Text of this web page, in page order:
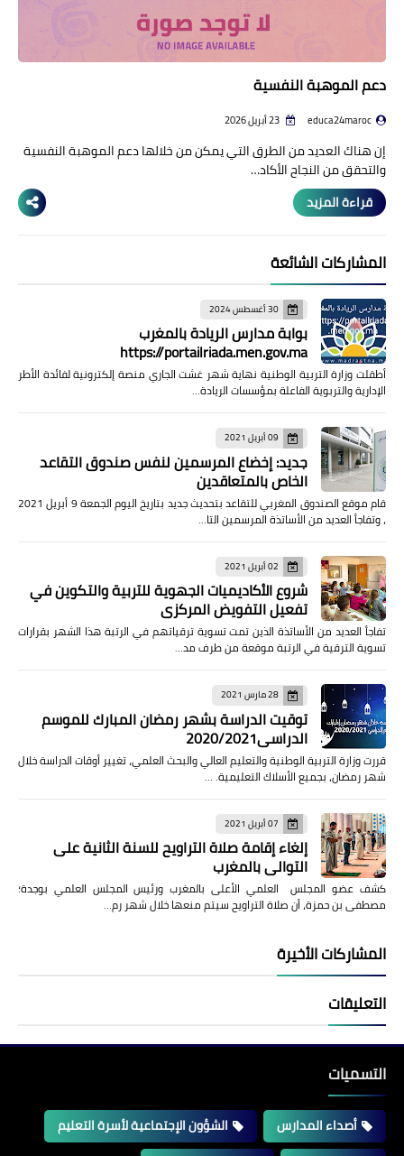
الشؤون الاجتماعية لأسرة
التعليم
دعم الموهبة النفسية
educa24maroc
إن هناك العديد من الطرق التي يمكن من خلالها دعم الموهبة النفسية
والتحقق من النجاح الأكاد…
قراءة المزيد
المشاركات الشائعة
30 أغسطس 2024
بوابة مدارس الريادة بالمغرب
https://portailriada.men.gov.ma
أطقلت وزارة التربية الوطنية نهاية شهر غشت الجاري منصة إلكترونية لفائدة الأطر
الإدارية والتربوية الفاعلة بمؤسسات الريادة…
09 أبريل 2021
جديد: إخضاع المرسمين لنفس صندوق التقاعد
الخاص بالمتعاقدين
قام موقع الصندوق المغربي للتقاعد بتحديث جديد بتاريخ اليوم الجمعة 9 أبريل 2021
، وتفاجأ العديد من الأساتذة المرسمين التا…
02 أبريل 2021
شروع الأكاديميات الجهوية للتربية والتكوين في
تفعيل التفويض المركزي
تفاجأ العديد من الأساتذة الذين تمت تسوية ترقياتهم في الرتبة هذا الشهر بقرارات
تسوية الترقية في الرتبة موقعة من طرف مد…
28 مارس 2021
توقيت الدراسة بشهر رمضان المبارك للموسم
الدراسي2020/2021
قررت وزارة التربية الوطنية والتعليم العالي والبحث العلمي، تغيير أوقات الدراسة خلال
شهر رمضان، بجميع الأسلاك التعليمية. …
07 أبريل 2021
إلغاء إقامة صلاة التراويح للسنة الثانية على
التوالي بالمغرب
كشف عضو المجلس العلمي الأعلى بالمغرب ورئيس المجلس العلمي بوجدة؛
مصطفى بن حمزة، أن صلاة التراويح سيتم منعها خلال شهر رم…
المشاركات الأخيرة
التعليقات
التسميات
أصداء المدارس
الشؤون الإجتماعية لأسرة التعليم